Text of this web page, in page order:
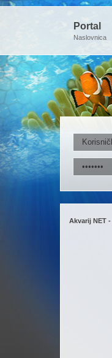
Portal
Naslovnica
Akvarij NET -